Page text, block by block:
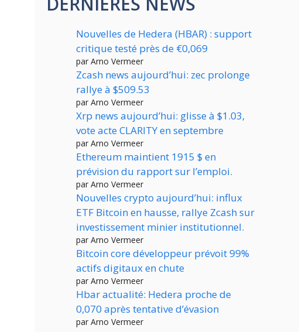
Nouvelles de Hedera (HBAR) : support
critique testé près de €0,069
par Arno Vermeer
Zcash news aujourd’hui: zec prolonge
rallye à $509.53
par Arno Vermeer
Xrp news aujourd’hui: glisse à $1.03,
vote acte CLARITY en septembre
par Arno Vermeer
Ethereum maintient 1915 $ en
prévision du rapport sur l’emploi.
par Arno Vermeer
Nouvelles crypto aujourd’hui: influx
ETF Bitcoin en hausse, rallye Zcash sur
investissement minier institutionnel.
par Arno Vermeer
Bitcoin core développeur prévoit 99%
actifs digitaux en chute
par Arno Vermeer
Hbar actualité: Hedera proche de
0,070 après tentative d’évasion
par Arno Vermeer